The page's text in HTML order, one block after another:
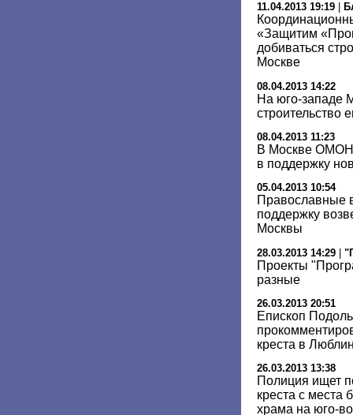
11.04.2013 19:19
«Защитим
добиваться
Москве
08.04.2013 14:22
На юго-западе
строительство
08.04.2013 11:23
В Москве ОМОН
в поддержку
05.04.2013 10:54
Православные
поддержку
Москвы
28.03.2013 14:29 |
Проекты
разные
26.03.2013 20:51
Епископ
креста в
26.03.2013 13:38
Полиция ищет
креста с места
храма на юго-